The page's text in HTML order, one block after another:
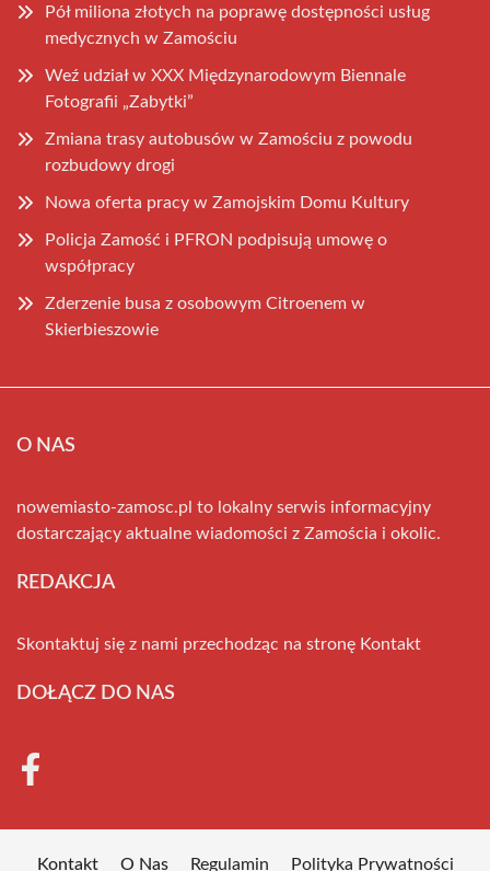
Pół miliona złotych na poprawę dostępności usług
medycznych w Zamościu
Weź udział w XXX Międzynarodowym Biennale
Fotografii „Zabytki”
Zmiana trasy autobusów w Zamościu z powodu
rozbudowy drogi
Nowa oferta pracy w Zamojskim Domu Kultury
Policja Zamość i PFRON podpisują umowę o
współpracy
Zderzenie busa z osobowym Citroenem w
Skierbieszowie
O NAS
nowemiasto-zamosc.pl to lokalny serwis informacyjny
dostarczający aktualne wiadomości z Zamościa i okolic.
REDAKCJA
Skontaktuj się z nami przechodząc na stronę Kontakt
DOŁĄCZ DO NAS
Kontakt O Nas Regulamin Polityka Prywatności